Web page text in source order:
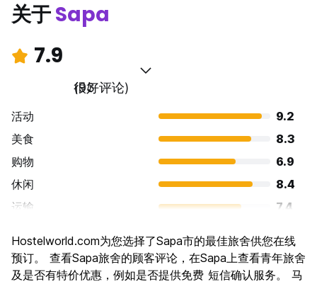
关于Sapa
7.9
很好
(93 评论)
活动
9.2
美食
8.3
购物
6.9
休闲
8.4
运输
7.4
文化
8.7
夜生活
5.4
Hostelworld.com为您选择了Sapa市的最佳旅舍供您在线
预订。 查看Sapa旅舍的顾客评论，在Sapa上查看青年旅舍
及是否有特价优惠，例如是否提供免费 短信确认服务。 马